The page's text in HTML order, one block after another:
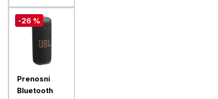
-26 %
Prenosni
Bluetooth